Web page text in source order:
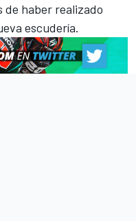
de haber realizado
escudería.